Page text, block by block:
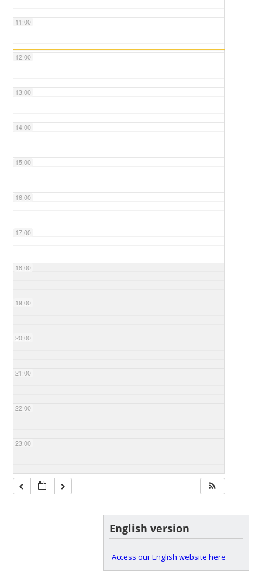
11:00
12:00
13:00
14:00
15:00
16:00
17:00
18:00
19:00
20:00
21:00
22:00
23:00
English version
Access our English website here